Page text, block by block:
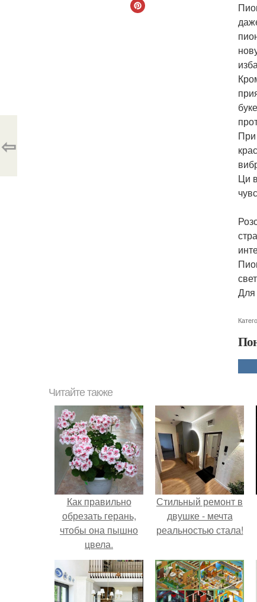
При
Ци
Для
⇦
Читайте также
Как правильно
обрезать герань,
чтобы она пышно
цвела.
Стильный ремонт в
двушке - мечта
реальностью стала!